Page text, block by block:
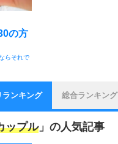
の方
らそれで
ランキング 総合ランキング
ップル」の人気記事